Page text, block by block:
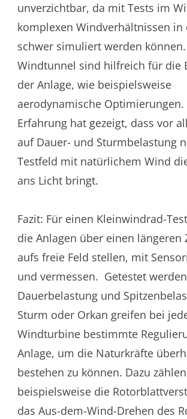
unverzichtbar, da mit Tests im
komplexen Windverhältnissen in
schwer simuliert werden
Windtunnel sind hilfreich für die
der Anlage, wie beispielsweise
aerodynamische Optimierungen.
Erfahrung hat gezeigt, dass vor
auf Dauer- und Sturmbelastung
Testfeld mit natürlichem Wind
ans Licht bringt.
Fazit: Für einen Kleinwindrad-
die Anlagen über einen längeren
aufs freie Feld stellen, mit
und vermessen. Getestet
Dauerbelastung und
Sturm oder Orkan greifen bei
Windturbine bestimmte
Anlage, um die Naturkräfte
bestehen zu können. Dazu zählen
beispielsweise die
das Aus-dem-Wind-Drehen des